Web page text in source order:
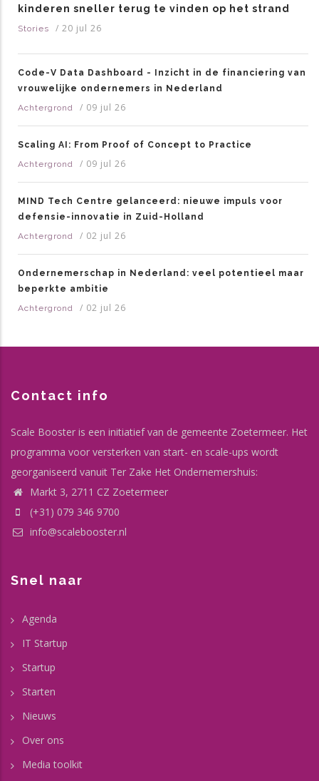
kinderen sneller terug te vinden op het strand
Stories / 20 jul 26
Code-V Data Dashboard - Inzicht in de financiering van
vrouwelijke ondernemers in Nederland
Achtergrond
/ 09 jul 26
Scaling AI: From Proof of Concept to Practice
Achtergrond
/ 09 jul 26
MIND Tech Centre gelanceerd: nieuwe impuls voor
defensie-innovatie in Zuid-Holland
Achtergrond
/ 02 jul 26
Ondernemerschap in Nederland: veel potentieel maar
beperkte ambitie
Achtergrond
/ 02 jul 26
Contact info
Scale Booster is een initiatief van de gemeente Zoetermeer. Het
programma voor versterken van start- en scale-ups wordt
georganiseerd vanuit Ter Zake Het Ondernemershuis:
Markt 3, 2711 CZ Zoetermeer
(+31) 079 346 9700
info@scalebooster.nl
Snel naar
Agenda
IT Startup
Startup
Starten
Nieuws
Over ons
Media toolkit